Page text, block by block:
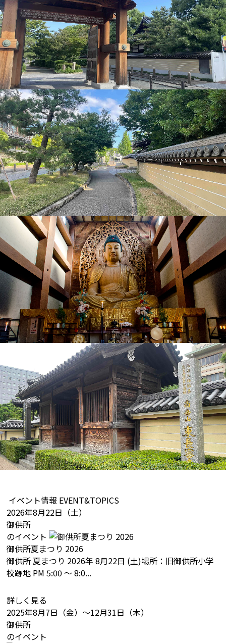
イベント情報 EVENT&TOPICS
2026年8月22日（土）
御供所
のイベント
御供所夏まつり 2026
御供所 夏まつり 2026年 8月22日 (土)場所：旧御供所小学
校跡地 PM 5:00 〜 8:0...
詳しく見る
2025年8月7日（金）〜12月31日（木）
御供所
のイベント